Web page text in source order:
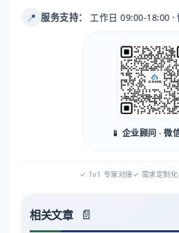
📍 服务支持： 工作日 09:00-18:00 ·
📱 企业顾问 · 微
✓ 1v1 专家对接✓ 需求定制化
相关文章